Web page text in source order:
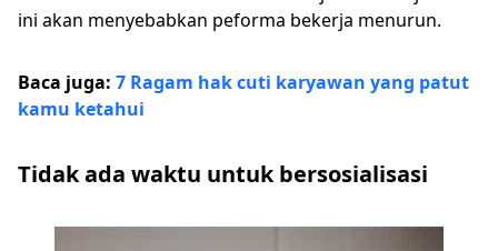
ini akan menyebabkan peforma bekerja menurun.
Baca juga: 7 Ragam hak cuti karyawan yang patut
kamu ketahui
Tidak ada waktu untuk bersosialisasi